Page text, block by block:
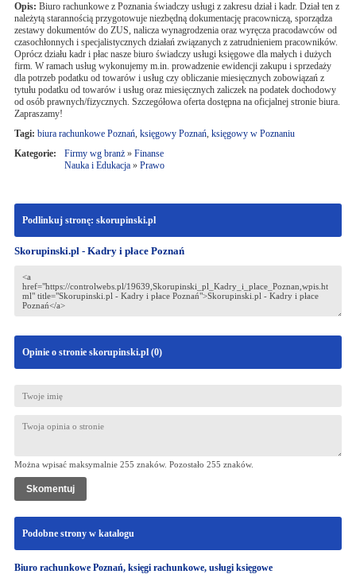
Opis: Biuro rachunkowe z Poznania świadczy usługi z zakresu dział i kadr. Dział ten z
należytą starannością przygotowuje niezbędną dokumentację pracowniczą, sporządza
zestawy dokumentów do ZUS, nalicza wynagrodzenia oraz wyręcza pracodawców od
czasochłonnych i specjalistycznych działań związanych z zatrudnieniem pracowników.
Oprócz działu kadr i płac nasze biuro świadczy usługi księgowe dla małych i dużych
firm. W ramach usług wykonujemy m.in. prowadzenie ewidencji zakupu i sprzedaży
dla potrzeb podatku od towarów i usług czy obliczanie miesięcznych zobowiązań z
tytułu podatku od towarów i usług oraz miesięcznych zaliczek na podatek dochodowy
od osób prawnych/fizycznych. Szczegółowa oferta dostępna na oficjalnej stronie biura.
Zapraszamy!
Tagi: biura rachunkowe Poznań, księgowy Poznań, księgowy w Poznaniu
Kategorie:
Firmy wg branż» Finanse
Nauka i Edukacja» Prawo
Podlinkuj stronę: skorupinski.pl
Skorupinski.pl - Kadry i płace Poznań
Opinie o stronie skorupinski.pl (0)
Można wpisać maksymalnie 255 znaków. Pozostało 255 znaków.
Podobne strony w katalogu
Biuro rachunkowe Poznań, księgi rachunkowe, usługi księgowe